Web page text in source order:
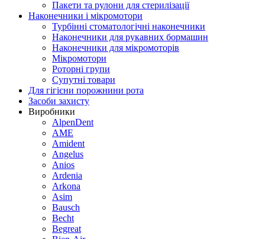
Пакети та рулони для стерилізації
Наконечники і мікромотори
Турбінні стоматологічні наконечники
Наконечники для рукавних бормашин
Наконечники для мікромоторів
Мікромотори
Роторні групи
Супутні товари
Для гігієни порожнини рота
Засоби захисту
Виробники
AlpenDent
AME
Amident
Angelus
Anios
Ardenia
Arkona
Asim
Bausch
Becht
Begreat